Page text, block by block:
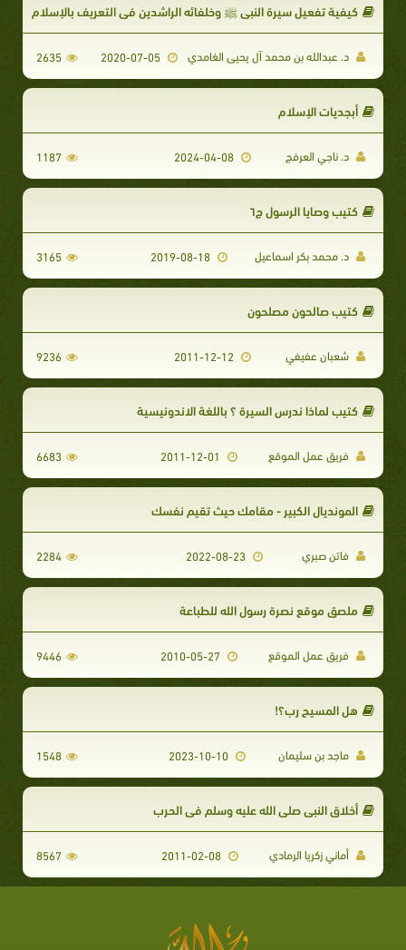
كيفية تفعيل سيرة النبي ﷺ وخلفائه الراشدين في التعريف بالإسلام
د. عبدالله بن محمد آل يحيى الغامدي 2020-07-05
2635
أبجديات الإسلام
د. ناجي العرفج 2024-04-08
1187
كتيب وصايا الرسول ج٦
د. محمد بكر اسماعيل 3165
كتيب صالحون مصلحون
شعبان عفيفي 9236
كتيب لماذا ندرس السيرة ؟ باللغة الاندونيسية
فريق عمل الموقع 6683
المونديال الكبير - مقامك حيث تقيم نفسك
فاتن صبري 2284
ملصق موقع نصرة رسول الله للطباعة
فريق عمل الموقع 9446
هل المسيح رب؟!
ماجد بن سليمان 2023-10-10
1548
أخلاق النبي صلى الله عليه وسلم في الحرب
أماني زكريا الرمادي 8567